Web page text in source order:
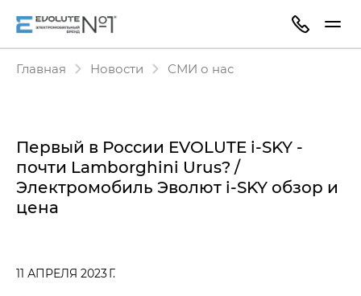
Главная Новости СМИ о нас
Первый в России EVOLUTE i‑SKY -
почти Lamborghini Urus? /
Электромобиль Эволют i‑SKY обзор и
цена
11 АПРЕЛЯ 2023 Г.